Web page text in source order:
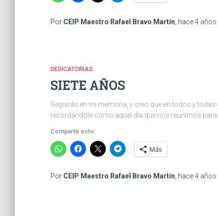
Por CEIP Maestro Rafael Bravo Martín , hace4 años
DEDICATORIAS
SIETE AÑOS
Seguirás en mi memoria, y creo que en todos y
recordándote como aquel día que nos reunimos
Comparte esto:
Más
Por CEIP Maestro Rafael Bravo Martín , hace4 años